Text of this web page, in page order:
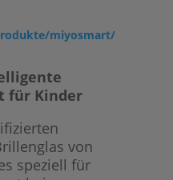
miyosmart/
für Kinder
von
speziell für